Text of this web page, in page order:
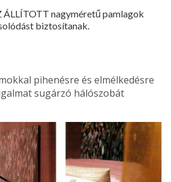
nagyméretű pamlagok
biztosítanak.
pihenésre és elmélkedésre
sugárzó hálószobát